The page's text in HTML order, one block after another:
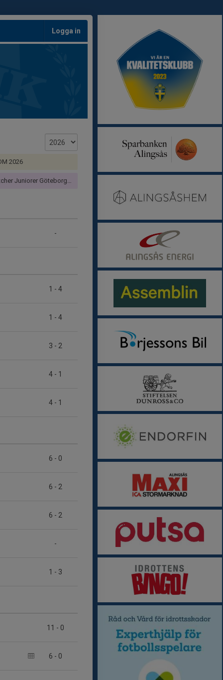
Logga in
2026
Juniorer Göteborg Flick
-
1 - 4
1 - 4
3 - 2
4 - 1
4 - 1
6 - 0
6 - 2
6 - 2
-
1 - 3
11 - 0
6 - 0